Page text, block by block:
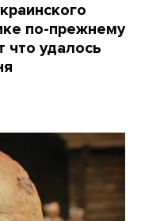
по-прежнему
что удалось